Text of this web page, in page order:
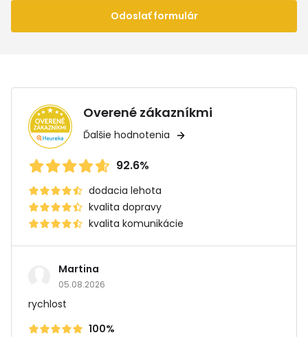
Odoslať formulár
Overené zákazníkmi
Ďalšie hodnotenia
92.6%
dodacia lehota
kvalita dopravy
kvalita komunikácie
Martina
05.08.2026
rychlost
100%